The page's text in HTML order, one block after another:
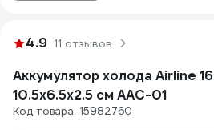
4.9 11 отзывов
Аккумулятор холода Airline
10.5х6.5х2.5 см AAC-01
Код товара: 15982760